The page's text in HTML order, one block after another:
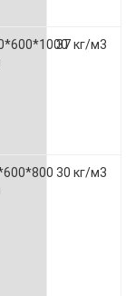
37 кг/м3
30 кг/м3